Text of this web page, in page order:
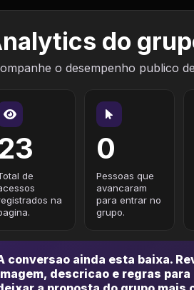
do
o desempenho publico
de
na
0
Pessoas que
avancaram
para entrar no
grupo.
conversao ainda esta baixa.
descricao e regras para